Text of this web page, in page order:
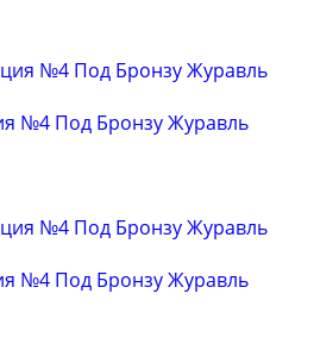
№4 Под Бронзу Журавль
№4 Под Бронзу Журавль